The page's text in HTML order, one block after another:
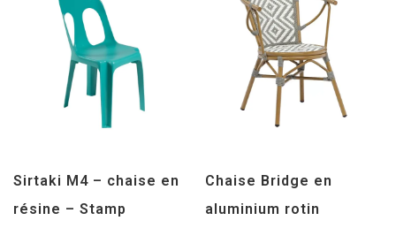
Sirtaki M4 – chaise en
résine – Stamp
Chaise Bridge en
aluminium rotin